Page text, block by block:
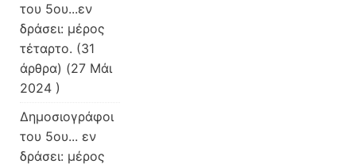
του 5ου...εν
δράσει: μέρος
τέταρτο. (31
άρθρα) (27 Μάι
2024 )
Δημοσιογράφοι
του 5ου... εν
δράσει: μέρος